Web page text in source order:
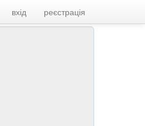
вхід реєстрація